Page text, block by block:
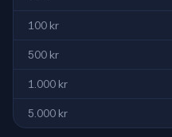
100 kr
500 kr
1.000 kr
5.000 kr